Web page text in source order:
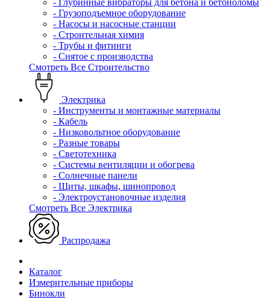
- Глубинные вибраторы для бетона и бетоноломы
- Грузоподъемное оборудование
- Насосы и насосные станции
- Строительная химия
- Трубы и фитинги
- Снятое с производства
Смотреть Все Строительство
Электрика
- Инструменты и монтажные материалы
- Кабель
- Низковольтное оборудование
- Разные товары
- Светотехника
- Системы вентиляции и обогрева
- Солнечные панели
- Щиты, шкафы, шинопровод
- Электроустановочные изделия
Смотреть Все Электрика
Распродажа
Каталог
Измерительные приборы
Бинокли